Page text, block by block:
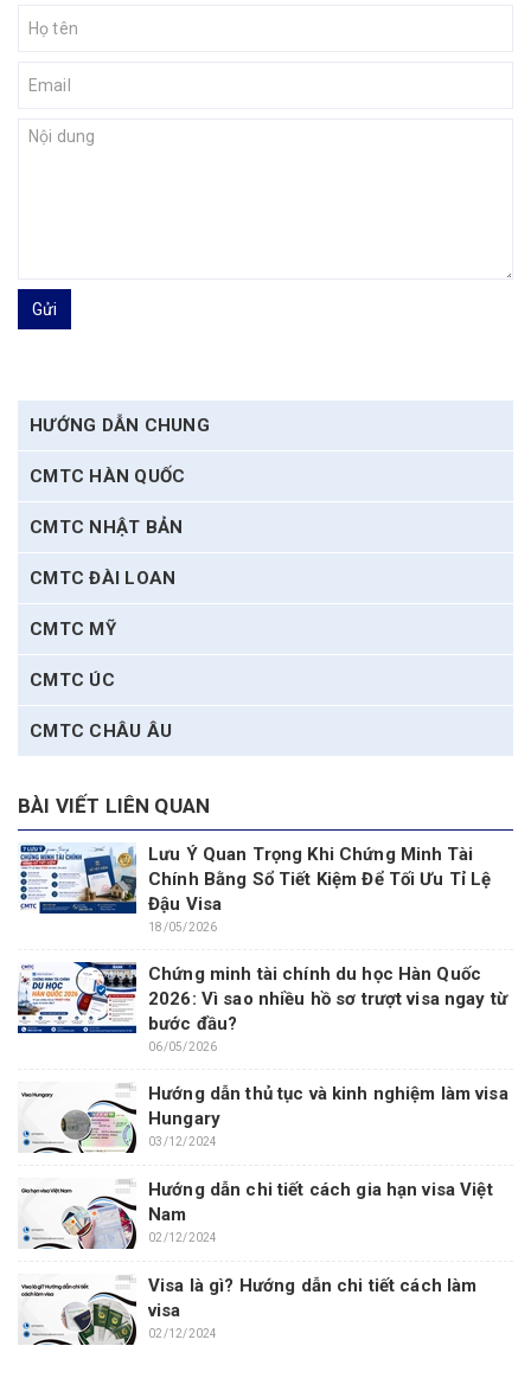
Gửi
HƯỚNG DẪN CHUNG
CMTC HÀN QUỐC
CMTC NHẬT BẢN
CMTC ĐÀI LOAN
CMTC MỸ
CMTC ÚC
CMTC CHÂU ÂU
BÀI VIẾT LIÊN QUAN
Lưu Ý Quan Trọng Khi Chứng Minh Tài
Chính Bằng Sổ Tiết Kiệm Để Tối Ưu Tỉ Lệ
Đậu Visa
18/05/2026
Chứng minh tài chính du học Hàn Quốc
2026: Vì sao nhiều hồ sơ trượt visa ngay từ
bước đầu?
06/05/2026
Hướng dẫn thủ tục và kinh nghiệm làm visa
Hungary
03/12/2024
Hướng dẫn chi tiết cách gia hạn visa Việt
Nam
02/12/2024
Visa là gì? Hướng dẫn chi tiết cách làm
visa
02/12/2024